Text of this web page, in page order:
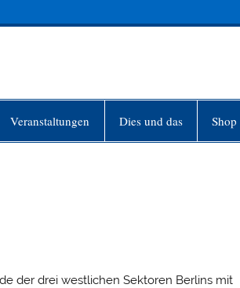
Veranstaltungen Dies und das Shop
der drei westlichen Sektoren Berlins mit